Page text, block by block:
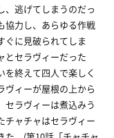
、逃げてしまうのだっ
協力し、あらゆる作戦
ぐに見破られてしま
とセラヴィーだった
終えて四人で楽しく
ヴィーが屋根の上から
セラヴィーは煮込みう
チャチャはセラヴィー